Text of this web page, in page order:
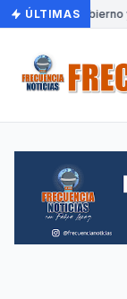
ÚLTIMAS
• Gobierno